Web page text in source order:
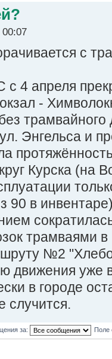
с
4 апреля
-
Энгельса и
Курска (на
90 в
трамваями
№2
движения уже
в городе
случится.
за: Поле